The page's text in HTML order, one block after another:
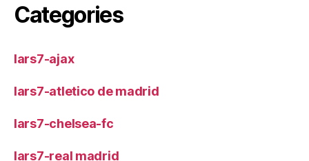
Categories
lars7-ajax
lars7-atletico de madrid
lars7-chelsea-fc
lars7-real madrid